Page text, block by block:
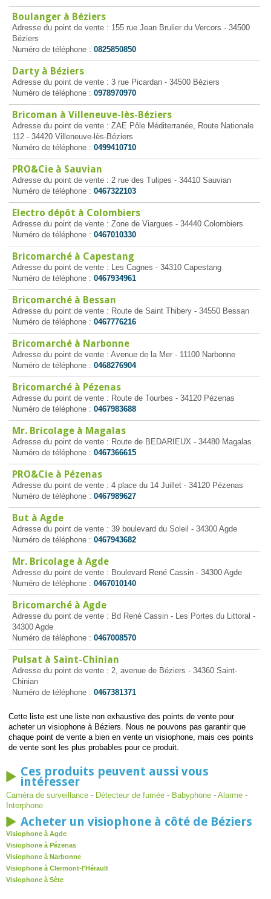
Boulanger à Béziers
Adresse du point de vente : 155 rue Jean Brulier du Vercors - 34500
Béziers
Numéro de téléphone : 0825850850
Darty à Béziers
Adresse du point de vente : 3 rue Picardan - 34500 Béziers
Numéro de téléphone : 0978970970
Bricoman à Villeneuve-lès-Béziers
Adresse du point de vente : ZAE Pôle Méditerranée, Route Nationale
112 - 34420 Villeneuve-lès-Béziers
Numéro de téléphone : 0499410710
PRO&Cie à Sauvian
Adresse du point de vente : 2 rue des Tulipes - 34410 Sauvian
Numéro de téléphone : 0467322103
Electro dépôt à Colombiers
Adresse du point de vente : Zone de Viargues - 34440 Colombiers
Numéro de téléphone : 0467010330
Bricomarché à Capestang
Adresse du point de vente : Les Cagnes - 34310 Capestang
Numéro de téléphone : 0467934961
Bricomarché à Bessan
Adresse du point de vente : Route de Saint Thibery - 34550 Bessan
Numéro de téléphone : 0467776216
Bricomarché à Narbonne
Adresse du point de vente : Avenue de la Mer - 11100 Narbonne
Numéro de téléphone : 0468276904
Bricomarché à Pézenas
Adresse du point de vente : Route de Tourbes - 34120 Pézenas
Numéro de téléphone : 0467983688
Mr. Bricolage à Magalas
Adresse du point de vente : Route de BEDARIEUX - 34480 Magalas
Numéro de téléphone : 0467366615
PRO&Cie à Pézenas
Adresse du point de vente : 4 place du 14 Juillet - 34120 Pézenas
Numéro de téléphone : 0467989627
But à Agde
Adresse du point de vente : 39 boulevard du Soleil - 34300 Agde
Numéro de téléphone : 0467943682
Mr. Bricolage à Agde
Adresse du point de vente : Boulevard René Cassin - 34300 Agde
Numéro de téléphone : 0467010140
Bricomarché à Agde
Adresse du point de vente : Bd René Cassin - Les Portes du Littoral -
34300 Agde
Numéro de téléphone : 0467008570
Pulsat à Saint-Chinian
Adresse du point de vente : 2, avenue de Béziers - 34360 Saint-
Chinian
Numéro de téléphone : 0467381371
Cette liste est une liste non exhaustive des points de vente pour
acheter un visiophone à Béziers. Nous ne pouvons pas garantir que
chaque point de vente a bien en vente un visiophone, mais ces points
de vente sont les plus probables pour ce produit.
Ces produits peuvent aussi vous
intéresser
Caméra de surveillance - Détecteur de fumée - Babyphone - Alarme -
Interphone
Acheter un visiophone à côté de Béziers
Visiophone à Agde
Visiophone à Pézenas
Visiophone à Narbonne
Visiophone à Clermont-l'Hérault
Visiophone à Sète